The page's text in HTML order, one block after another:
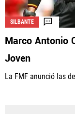
SILBANTE
Marco Antonio
Joven
La FMF anunció las